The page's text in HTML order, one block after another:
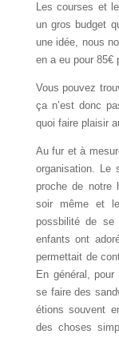
Les courses et
un gros budget
une idée, nous
en a eu pour 85€
Vous pouvez
ça n’est donc
quoi faire plaisir
Au fur et à
organisation. Le
proche de notre
soir même et
possbilité de se
enfants ont
permettait de
En général,
se faire des
étions souvent
des choses